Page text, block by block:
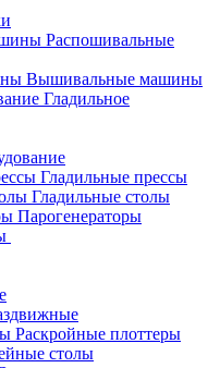
Распошивальные
Вышивальные машины
Гладильное
Гладильные прессы
Гладильные столы
Парогенераторы
Раскройные плоттеры
столы